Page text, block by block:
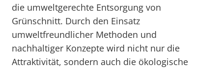
die umweltgerechte Entsorgung von
Grünschnitt. Durch den Einsatz
umweltfreundlicher Methoden und
nachhaltiger Konzepte wird nicht nur die
Attraktivität, sondern auch die ökologische